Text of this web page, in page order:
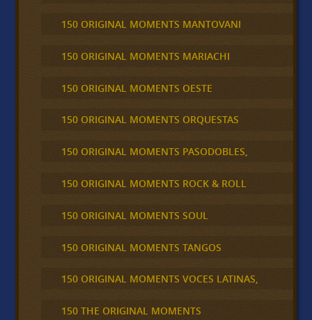
150 ORIGINAL MOMENTS MANTOVANI
150 ORIGINAL MOMENTS MARIACHI
150 ORIGINAL MOMENTS OESTE
150 ORIGINAL MOMENTS ORQUESTAS
150 ORIGINAL MOMENTS PASODOBLES,
150 ORIGINAL MOMENTS ROCK & ROLL
150 ORIGINAL MOMENTS SOUL
150 ORIGINAL MOMENTS TANGOS
150 ORIGINAL MOMENTS VOCES LATINAS,
150 THE ORIGINAL MOMENTS